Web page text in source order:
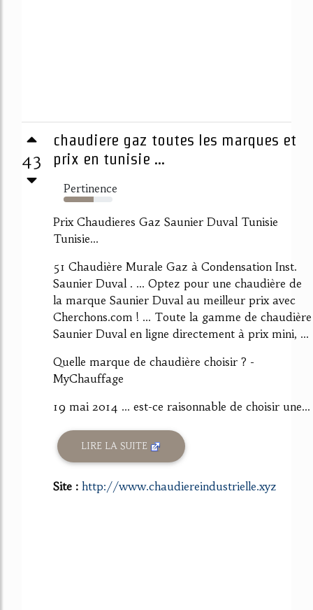
43
chaudiere gaz toutes les marques et
prix en tunisie ...
Pertinence
62%
Prix Chaudieres Gaz Saunier Duval Tunisie
Tunisie...
51 Chaudière Murale Gaz à Condensation Inst.
Saunier Duval . ... Optez pour une chaudière de
la marque Saunier Duval au meilleur prix avec
Cherchons.com ! ... Toute la gamme de chaudière
Saunier Duval en ligne directement à prix mini, ...
Quelle marque de chaudière choisir ? -
MyChauffage
19 mai 2014 ... est-ce raisonnable de choisir une...
LIRE LA SUITE
Site : http://www.chaudiereindustrielle.xyz